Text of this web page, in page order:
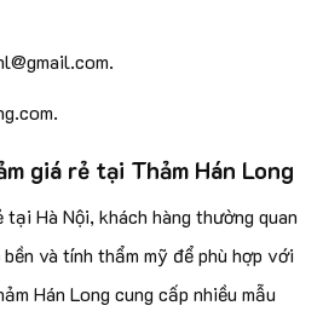
giá rẻ tại Thảm Hán Long
tại Hà Nội, khách hàng thường quan
và tính thẩm mỹ để phù hợp với
Hán Long cung cấp nhiều mẫu